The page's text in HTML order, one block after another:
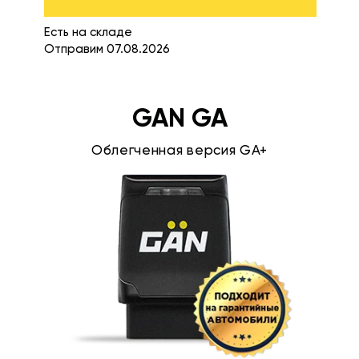
Есть на складе
Отправим 07.08.2026
GAN GA
Облегченная версия GA+